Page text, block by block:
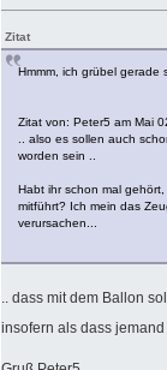
Zitat
Hmmm, ich grübel gerade
Zitat von: Peter5 am Mai
.. also es sollen auch
worden sein ..
Habt ihr schon mal
mitführt? Ich mein das
verursachen...
.. dass mit dem Ballon
insofern als dass